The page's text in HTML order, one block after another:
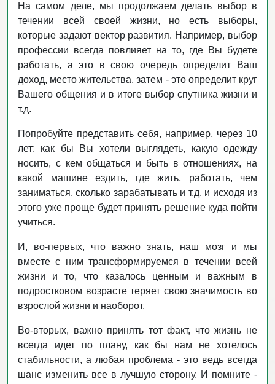
На самом деле, мы продолжаем делать выбор в
течении всей своей жизни, но есть выборы,
которые задают вектор развития. Например, выбор
профессии всегда повлияет на то, где Вы будете
работать, а это в свою очередь определит Ваш
доход, место жительства, затем - это определит круг
Вашего общения и в итоге выбор спутника жизни и
т.д.
Попробуйте представить себя, например, через 10
лет: как бы Вы хотели выглядеть, какую одежду
носить, с кем общаться и быть в отношениях, на
какой машине ездить, где жить, работать, чем
заниматься, сколько зарабатывать и т.д. и исходя из
этого уже проще будет принять решение куда пойти
учиться.
И, во-первых, что важно знать, наш мозг и мы
вместе с ним трансформируемся в течении всей
жизни и то, что казалось ценным и важным в
подростковом возрасте теряет свою значимость во
взрослой жизни и наоборот.
Во-вторых, важно принять тот факт, что жизнь не
всегда идет по плану, как бы нам не хотелось
стабильности, а любая проблема - это ведь всегда
шанс изменить все в лучшую сторону. И помните -